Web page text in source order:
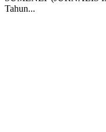
Tahun...